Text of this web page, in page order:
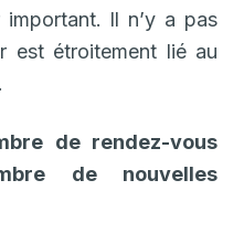
important. Il n’y a pas
est étroitement lié au
de rendez-vous
de nouvelles